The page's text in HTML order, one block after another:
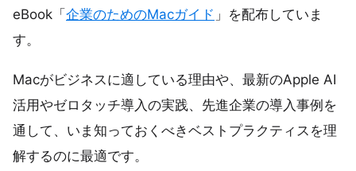
eBook「 企業の​ためのMacガイド 」を配布していま
す。
Macがビジネスに適している理由や、最新のApple AI
活用や​ゼロタッチ導入の​実践、​先進企業の​導入事例を​
通して、​いま知っておくべきベストプラクティスを理
解するのに最適です。